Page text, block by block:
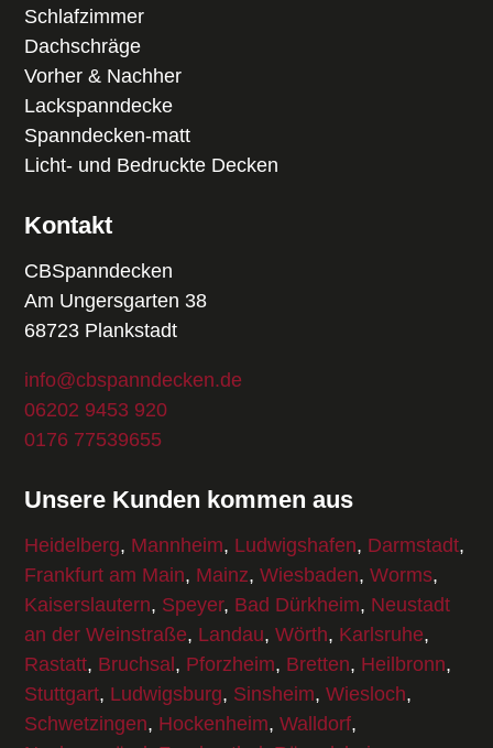
Schlafzimmer
Dachschräge
Vorher & Nachher
Lackspanndecke
Spanndecken-matt
Licht- und Bedruckte Decken
Kontakt
CBSpanndecken
Am Ungersgarten 38
68723 Plankstadt
info@cbspanndecken.de
06202 9453 920
0176 77539655
Unsere Kunden kommen aus
Heidelberg, Mannheim, Ludwigshafen, Darmstadt,
Frankfurt am Main, Mainz,Wiesbaden,Worms,
Kaiserslautern, Speyer, Bad Dürkheim, Neustadt
an der Weinstraße, Landau,Wörth, Karlsruhe,
Rastatt, Bruchsal , Pforzheim, Bretten, Heilbronn,
Stuttgart, Ludwigsburg, Sinsheim,Wiesloch,
Schwetzingen, Hockenheim,Walldorf,